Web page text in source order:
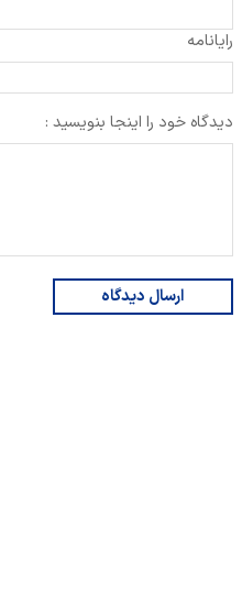
رایانامه
دیدگاه خود را اینجا بنویسید :
ارسال دیدگاه